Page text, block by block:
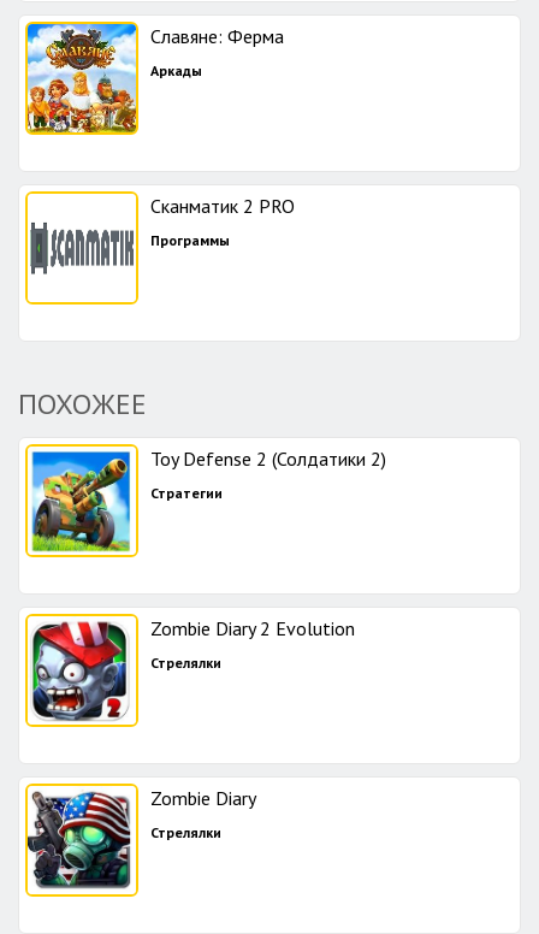
Славяне: Ферма
Аркады
Сканматик 2 PRO
Программы
ПОХОЖЕЕ
Toy Defense 2 (Солдатики 2)
Стратегии
Zombie Diary 2 Evolution
Стрелялки
Zombie Diary
Стрелялки